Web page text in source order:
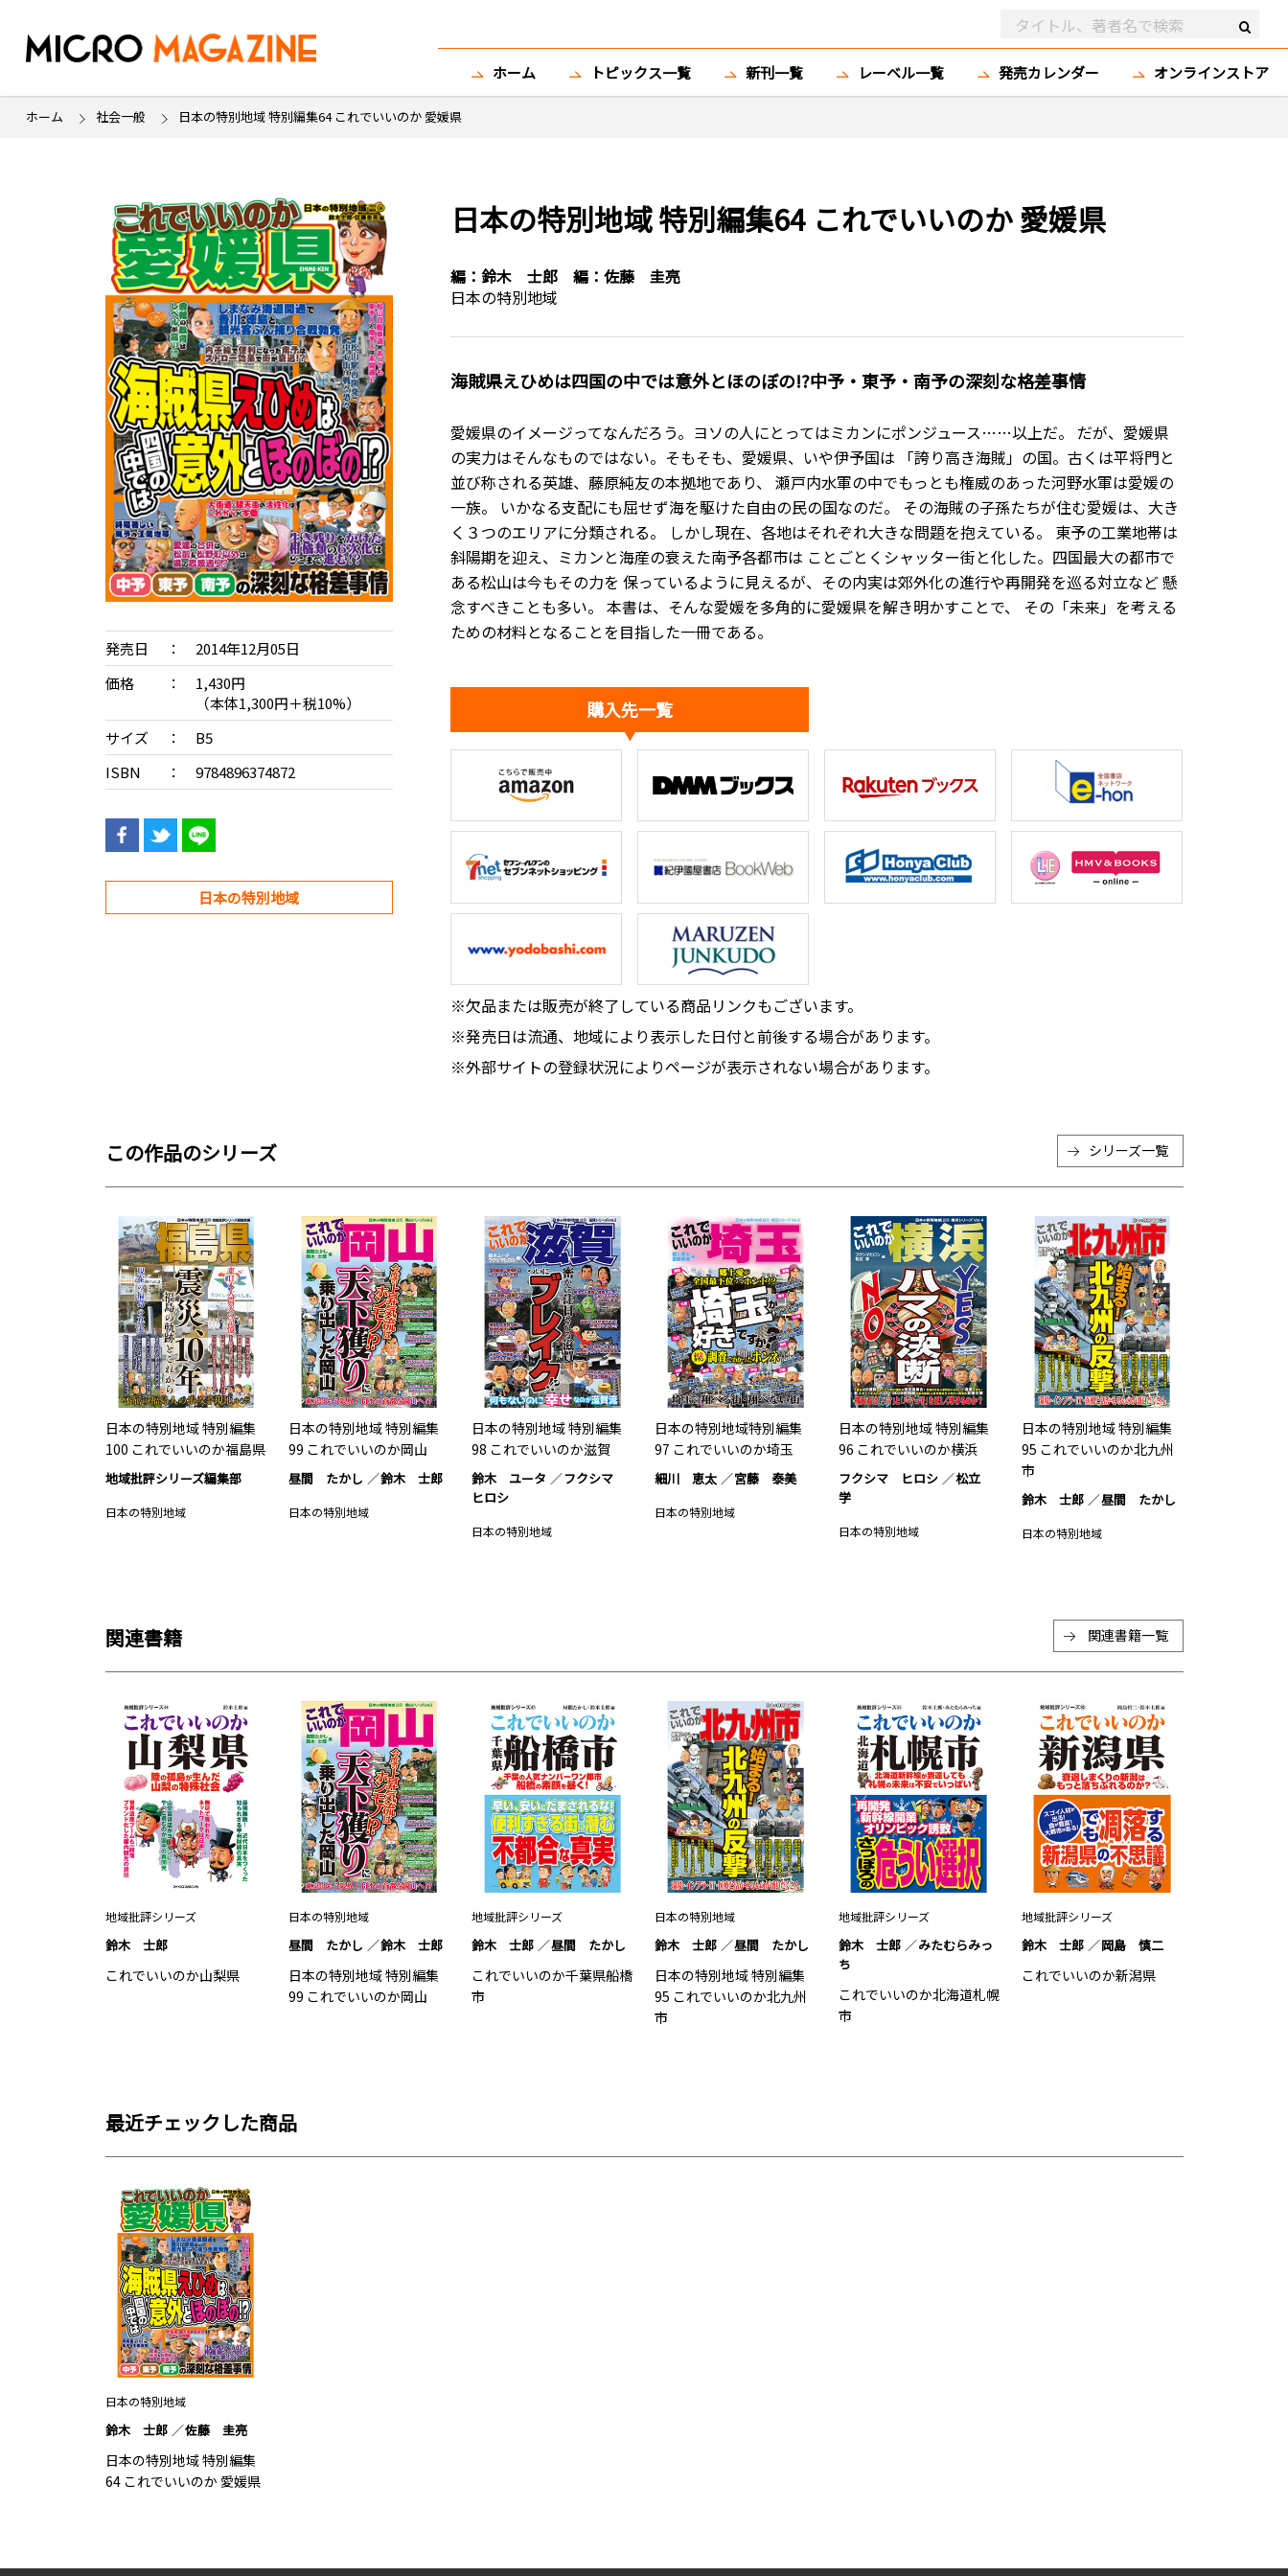
ホーム トピックス一覧 新刊一覧 レーベル一覧 発売カレンダー オンラインストア
ホーム 社会一般 日本の特別地域 特別編集64 これでいいのか 愛媛県
発売日
2014年12月05日
価格
1,430円
（本体1,300円＋税10%）
サイズ
B5
ISBN
9784896374872
日本の特別地域
日本の特別地域 特別編集64 これでいいのか 愛媛県
編： 鈴木 士郎 編： 佐藤 圭亮
日本の特別地域
海賊県えひめは四国の中では意外とほのぼの!?中予・東予・南予の深刻な格差事情
愛媛県のイメージってなんだろう。ヨソの人にとってはミカンにポンジュース……以上だ。 だが、愛媛県
の実力はそんなものではない。そもそも、愛媛県、いや伊予国は 「誇り高き海賊」の国。古くは平将門と
並び称される英雄、藤原純友の本拠地であり、 瀬戸内水軍の中でもっとも権威のあった河野水軍は愛媛の
一族。 いかなる支配にも屈せず海を駆けた自由の民の国なのだ。 その海賊の子孫たちが住む愛媛は、大き
く３つのエリアに分類される。 しかし現在、各地はそれぞれ大きな問題を抱えている。 東予の工業地帯は
斜陽期を迎え、ミカンと海産の衰えた南予各都市は ことごとくシャッター街と化した。四国最大の都市で
ある松山は今もその力を 保っているように見えるが、その内実は郊外化の進行や再開発を巡る対立など 懸
念すべきことも多い。 本書は、そんな愛媛を多角的に愛媛県を解き明かすことで、 その「未来」を考える
ための材料となることを目指した一冊である。
購入先一覧
※欠品または販売が終了している商品リンクもございます。
※発売日は流通、地域により表示した日付と前後する場合があります。
※外部サイトの登録状況によりページが表示されない場合があります。
この作品のシリーズ シリーズ一覧
日本の特別地域 特別編集
100 これでいいのか福島県
地域批評シリーズ編集部
日本の特別地域
日本の特別地域 特別編集
99 これでいいのか岡山
昼間 たかし 鈴木 士郎
日本の特別地域
日本の特別地域 特別編集
98 これでいいのか滋賀
鈴木 ユータ
フクシマ
ヒロシ
日本の特別地域
日本の特別地域特別編集
97 これでいいのか埼玉
細川 恵太 宮藤 泰美
日本の特別地域
日本の特別地域 特別編集
96 これでいいのか横浜
フクシマ ヒロシ
松立
学
日本の特別地域
日本の特別地域 特別編集
95 これでいいのか北九州
市
鈴木 士郎 昼間 たかし
日本の特別地域
関連書籍 関連書籍一覧
地域批評シリーズ
鈴木 士郎
これでいいのか山梨県
日本の特別地域
昼間 たかし 鈴木 士郎
日本の特別地域 特別編集
99 これでいいのか岡山
地域批評シリーズ
鈴木 士郎 昼間 たかし
これでいいのか千葉県船橋
市
日本の特別地域
鈴木 士郎 昼間 たかし
日本の特別地域 特別編集
95 これでいいのか北九州
市
地域批評シリーズ
鈴木 士郎
みたむらみっ
ち
これでいいのか北海道札幌
市
地域批評シリーズ
鈴木 士郎 岡島 慎二
これでいいのか新潟県
最近チェックした商品
日本の特別地域
鈴木 士郎 佐藤 圭亮
日本の特別地域 特別編集
64 これでいいのか 愛媛県